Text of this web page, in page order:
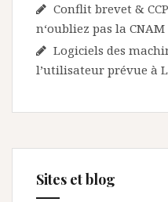
Conflit brevet &
n‘oubliez pas la CNAM
Logiciels des
l’utilisateur prévue à
Sites et blog